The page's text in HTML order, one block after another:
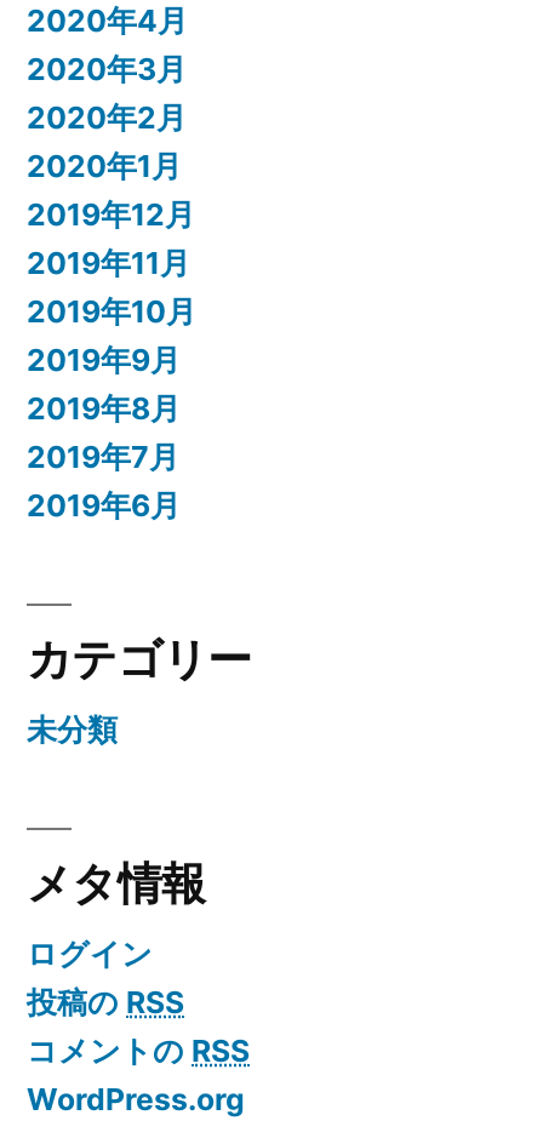
2020年4月
2020年3月
2020年2月
2020年1月
2019年12月
2019年11月
2019年10月
2019年9月
2019年8月
2019年7月
2019年6月
カテゴリー
未分類
メタ情報
ログイン
投稿の RSS
コメントの RSS
WordPress.org